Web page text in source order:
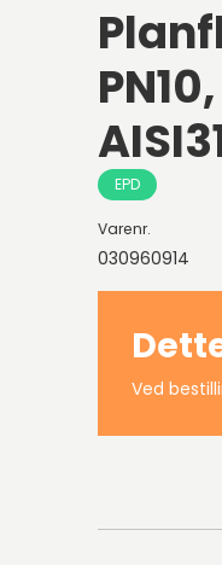
EPD
Varenr.
030960914
Ved